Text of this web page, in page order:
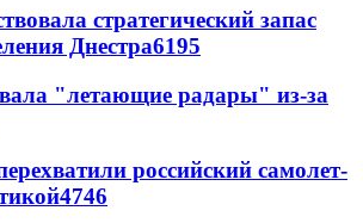
стратегический запас
Днестра6195
"летающие радары" из-за
российский самолет-
4746